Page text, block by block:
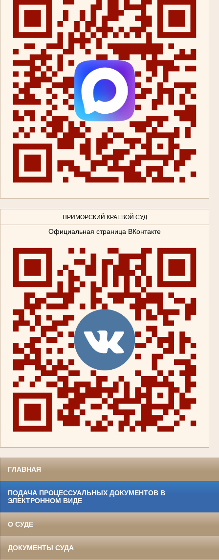
ПРИМОРСКИЙ КРАЕВОЙ СУД
Официальная страница ВКонтакте
ГЛАВНАЯ
ПОДАЧА ПРОЦЕССУАЛЬНЫХ ДОКУМЕНТОВ В
ЭЛЕКТРОННОМ ВИДЕ
О СУДЕ
ДОКУМЕНТЫ СУДА